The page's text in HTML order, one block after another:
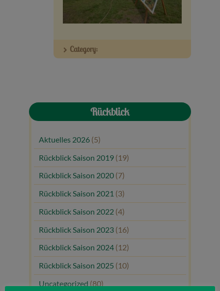
Veranstaltungen
Baumpaten
Category:
Rückblick
Aktuelles 2026 (5)
Rückblick Saison 2019 (19)
Rückblick Saison 2020 (7)
Rückblick Saison 2021 (3)
Rückblick Saison 2022 (4)
Rückblick Saison 2023 (16)
Rückblick Saison 2024 (12)
Rückblick Saison 2025 (10)
Uncategorized (80)